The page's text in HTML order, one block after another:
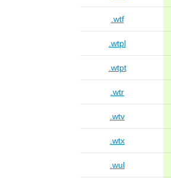
.wtf
.wtpl
.wtpt
.wtr
.wtv
.wtx
.wul